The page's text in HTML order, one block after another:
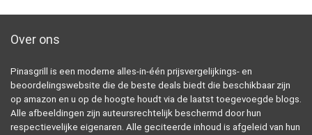
Over ons
Pinasgrill is een moderne alles-in-één prijsvergelijkings- en
beoordelingswebsite die de beste deals biedt die beschikbaar zijn
op amazon en u op de hoogte houdt via de laatst toegevoegde blogs.
Alle afbeeldingen zijn auteursrechtelijk beschermd door hun
respectievelijke eigenaren. Alle geciteerde inhoud is afgeleid van hun